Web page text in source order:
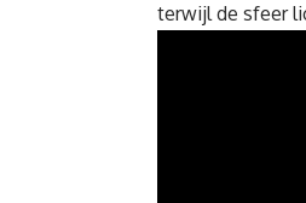
terwijl de sfeer